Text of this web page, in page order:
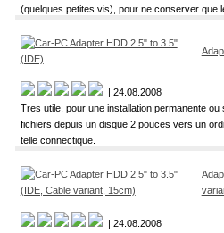
(quelques petites vis), pour ne conserver que
| 24.08.2008
Tres utile, pour une installation permanente
fichiers depuis un disque 2 pouces vers un
telle connectique.
| 24.08.2008